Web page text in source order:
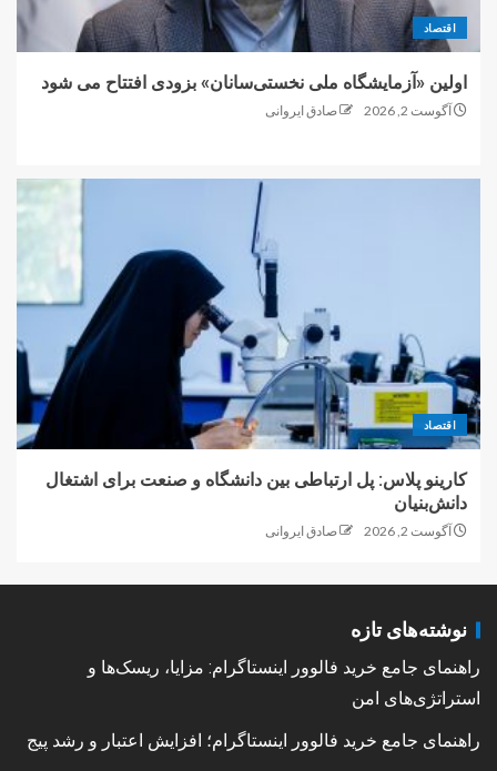
اقتصاد
اولین «آزمایشگاه ملی نخستی‌سانان» بزودی افتتاح می شود
آگوست 2, 2026 صادق ایروانی
اقتصاد
کارینو پلاس: پل ارتباطی بین دانشگاه و صنعت برای اشتغال
دانش‌بنیان
آگوست 2, 2026 صادق ایروانی
نوشته‌های تازه
راهنمای جامع خرید فالوور اینستاگرام: مزایا، ریسک‌ها و
استراتژی‌های امن
راهنمای جامع خرید فالوور اینستاگرام؛ افزایش اعتبار و رشد پیج